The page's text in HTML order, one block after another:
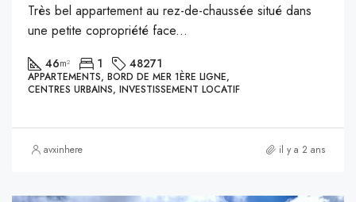
Très bel appartement au rez-de-chaussée situé dans
une petite copropriété face...
46m² 1 48271
APPARTEMENTS, BORD DE MER 1ÈRE LIGNE,
CENTRES URBAINS, INVESTISSEMENT LOCATIF
avxinhere il y a 2 ans